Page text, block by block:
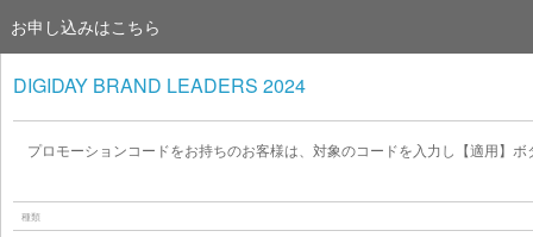
お申し込みはこちら
DIGIDAY BRAND LEADERS 2024
プロモーションコードをお持ちのお客様は、対象のコードを入力し【適用】
種類